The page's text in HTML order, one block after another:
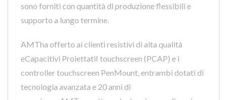
sono forniti con quantità di produzione flessibili e
supporto a lungo termine.
AMTha offerto ai clienti resistivi di alta qualità
eCapacitivi ProiettatiI touchscreen (PCAP) e i
controller touchscreen PenMount, entrambi dotati di
tecnologia avanzata e 20 anni di